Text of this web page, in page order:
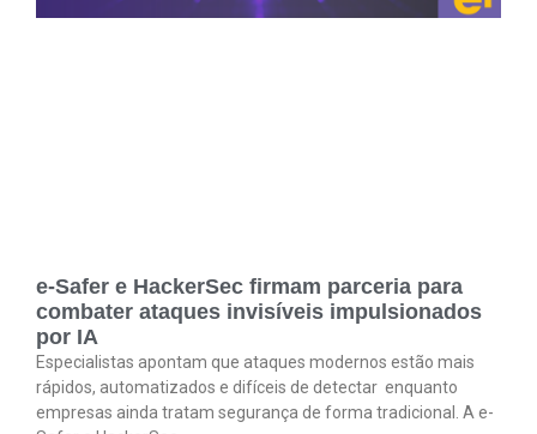
e-Safer e HackerSec firmam parceria para
combater ataques invisíveis impulsionados
por IA
Especialistas apontam que ataques modernos estão mais
rápidos, automatizados e difíceis de detectar enquanto
empresas ainda tratam segurança de forma tradicional. A e-